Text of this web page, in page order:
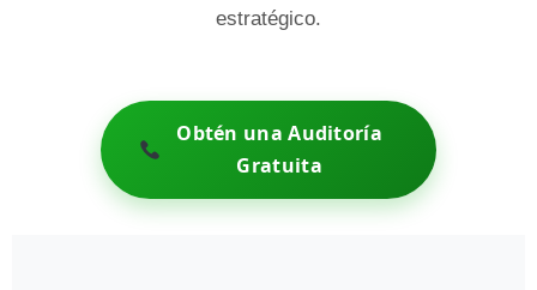
estratégico.
Obtén una Auditoría
Gratuita